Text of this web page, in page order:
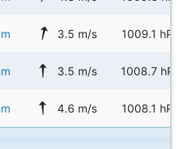
3.5 m/s 1009.1 hPa
3.5 m/s 1008.7 hPa
4.6 m/s 1008.1 hPa